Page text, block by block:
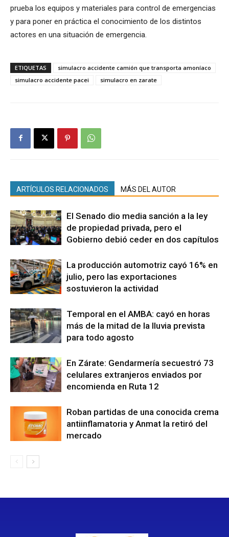
prueba los equipos y materiales para control de emergencias
y para poner en práctica el conocimiento de los distintos
actores en una situación de emergencia.
ETIQUETAS
simulacro accidente camión que transporta amoníaco
simulacro accidente pacei
simulacro en zarate
ARTÍCULOS RELACIONADOS MÁS DEL AUTOR
El Senado dio media sanción a la ley
de propiedad privada, pero el
Gobierno debió ceder en dos capítulos
La producción automotriz cayó 16% en
julio, pero las exportaciones
sostuvieron la actividad
Temporal en el AMBA: cayó en horas
más de la mitad de la lluvia prevista
para todo agosto
En Zárate: Gendarmería secuestró 73
celulares extranjeros enviados por
encomienda en Ruta 12
Roban partidas de una conocida crema
antiinflamatoria y Anmat la retiró del
mercado